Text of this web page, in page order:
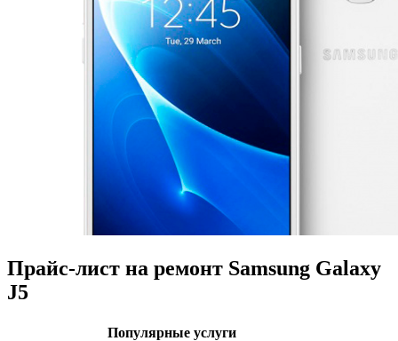
Прайс-лист на ремонт Samsung Galaxy
J5
Популярные услуги